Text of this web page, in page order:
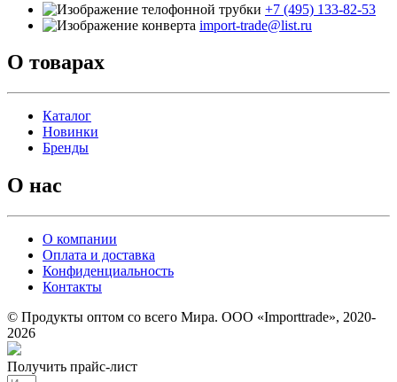
+7 (495) 133-82-53
import-trade@list.ru
О товарах
Каталог
Новинки
Бренды
О нас
О компании
Оплата и доставка
Конфиденциальность
Контакты
© Продукты оптом со всего Мира. ООО «Importtrade», 2020-
2026
Получить прайс-лист